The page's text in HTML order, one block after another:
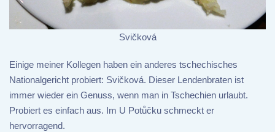
Svičková
Einige meiner Kollegen haben ein anderes tschechisches
Nationalgericht probiert: Svičková. Dieser Lendenbraten ist
immer wieder ein Genuss, wenn man in Tschechien urlaubt.
Probiert es einfach aus. Im U Potůčku schmeckt er
hervorragend.